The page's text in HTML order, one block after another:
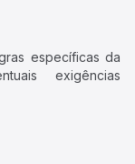
específicas da
exigências